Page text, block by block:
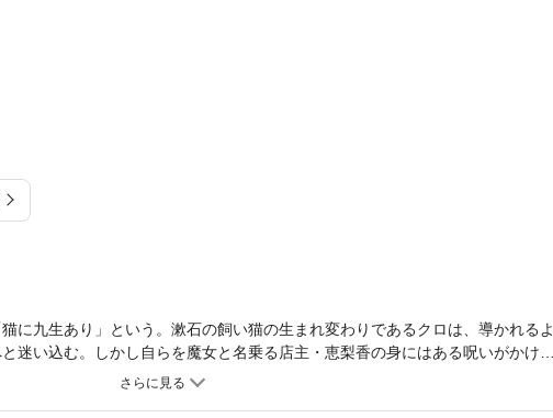
に九生あり」という。漱石の飼い猫の生まれ変わりであるクロは、導かれるよ
迷い込む。しかし自らを魔女と名乗る店主・恵梨香の身にはある呪いがかけら
まる猫たちの前世にあって——。創作への情熱と、猫と人間の絆が胸を打つ壮大